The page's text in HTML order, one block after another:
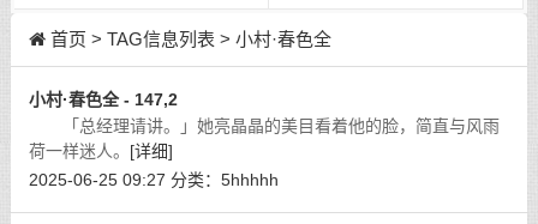
首页 > TAG信息列表 > 小村·春色全
小村·春色全 - 147,2
「总经理请讲。」她亮晶晶的美目看着他的脸，简直与风雨
荷一样迷人。 [详细]
2025-06-25 09:27 分类： 5hhhhh